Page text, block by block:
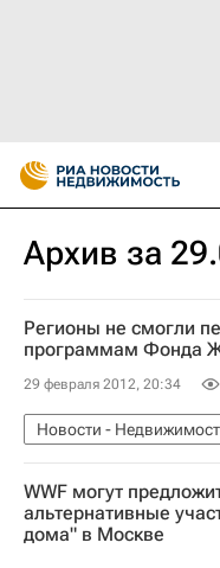
Архив за
Регионы не смогли
программам Фонда
29 февраля 2012, 20:34
Новости -
Аварийные дома
WWF могут
альтернативные
дома" в Москве